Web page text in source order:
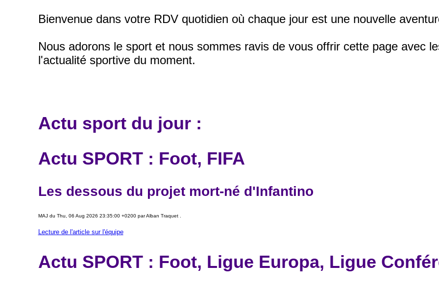
Bienvenue dans votre RDV quotidien où chaque jour est une nouvelle
Nous adorons le sport et nous sommes ravis de vous offrir cette page avec
l'actualité sportive du moment.
Actu sport du jour :
Actu SPORT : Foot, FIFA
Les dessous du projet mort-né d'Infantino
MAJ du Thu, 06 Aug 2026 23:35:00 +0200 par Alban Traquet .
Lecture de l'article sur l'équipe
Actu SPORT : Foot, Ligue Europa, Ligue